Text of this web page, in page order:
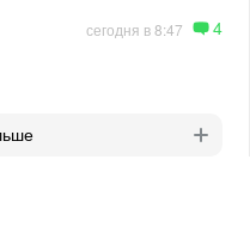
сегодня в 8:47 4